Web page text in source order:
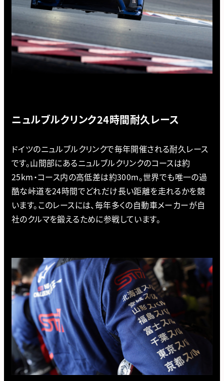
ニュルブルクリンク24時間耐久レース
ドイツのニュルブルクリンクで毎年開催される耐久レース
です。山間部にあるニュルブルクリンクのコースは約
25km・コース内の高低差は約300m。世界でも唯一の過
酷な峠道を24時間でどれだけ長い距離を走れるかを競
います。このレースには、毎年多くの自動車メーカーが自
社のクルマを鍛えるために参戦しています。